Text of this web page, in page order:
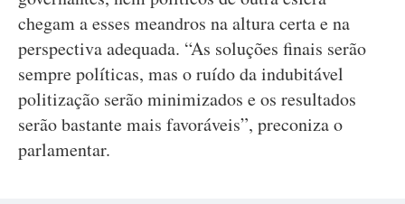
chegam a esses meandros na altura certa e na
perspectiva adequada. “As soluções finais serão
sempre políticas, mas o ruído da indubitável
politização serão minimizados e os resultados
serão bastante mais favoráveis”, preconiza o
parlamentar.